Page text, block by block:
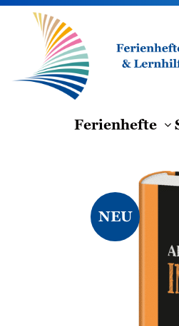
Zum
springen
Ferienhefte
NEU